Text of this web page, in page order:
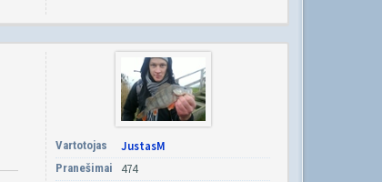
Vartotojas JustasM
Pranešimai 474